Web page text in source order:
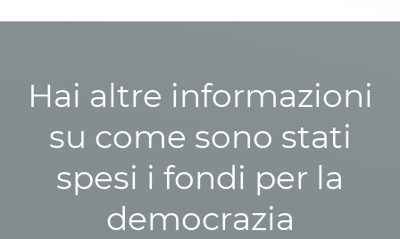
Hai altre informazioni
su come sono stati
spesi i fondi per la
democrazia